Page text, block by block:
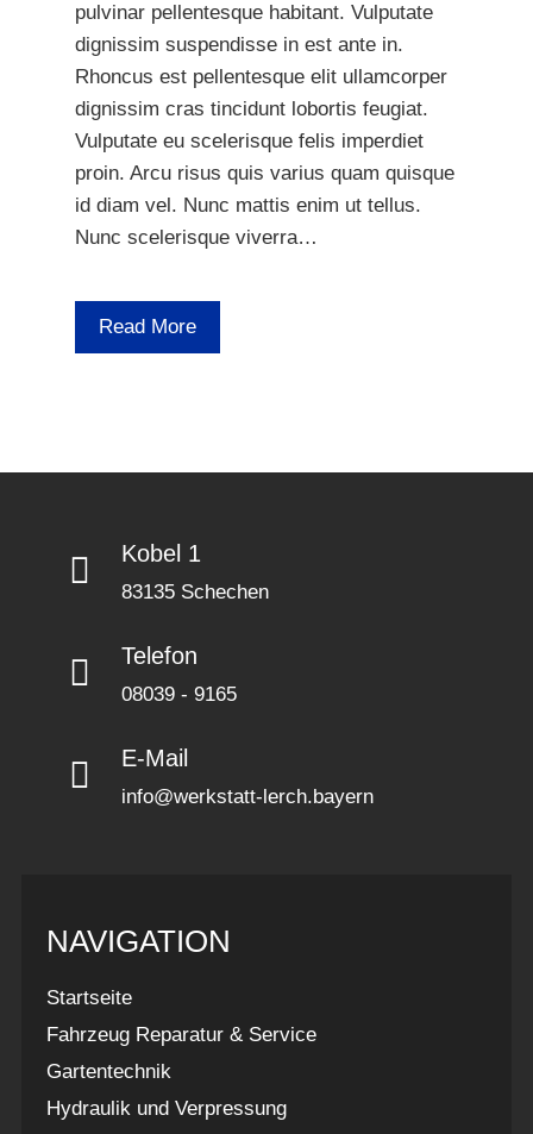
pulvinar pellentesque habitant. Vulputate
dignissim suspendisse in est ante in.
Rhoncus est pellentesque elit ullamcorper
dignissim cras tincidunt lobortis feugiat.
Vulputate eu scelerisque felis imperdiet
proin. Arcu risus quis varius quam quisque
id diam vel. Nunc mattis enim ut tellus.
Nunc scelerisque viverra…
Read More
Kobel 1
83135 Schechen
Telefon
08039 - 9165
E-Mail
info@werkstatt-lerch.bayern
NAVIGATION
Startseite
Fahrzeug Reparatur & Service
Gartentechnik
Hydraulik und Verpressung